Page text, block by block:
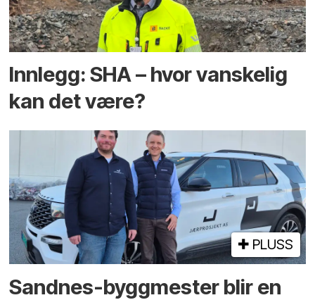
Innlegg: SHA – hvor vanskelig
kan det være?
PLUSS
Sandnes-byggmester blir en